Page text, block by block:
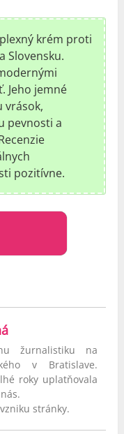
krém proti
Slovensku.
Jeho jemné
vrások,
pevnosti a
pozitívne.
žurnalistiku na
v Bratislave.
roky uplatňovala
stránky.